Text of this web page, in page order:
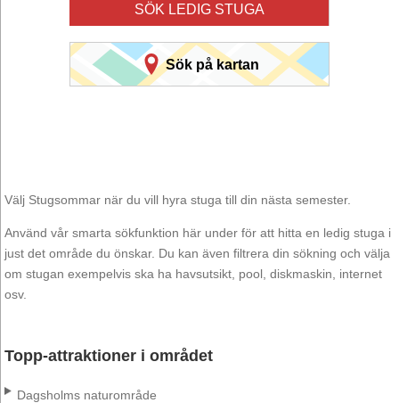
SÖK LEDIG STUGA
Sök på kartan
Välj Stugsommar när du vill hyra stuga till din nästa semester.
Använd vår smarta sökfunktion här under för att hitta en ledig stuga i
just det område du önskar. Du kan även filtrera din sökning och välja
om stugan exempelvis ska ha havsutsikt, pool, diskmaskin, internet
osv.
Topp-attraktioner i området
Dagsholms naturområde